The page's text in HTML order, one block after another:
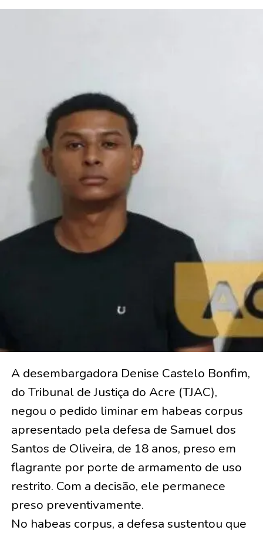
A desembargadora Denise Castelo Bonfim,
do Tribunal de Justiça do Acre (TJAC),
negou o pedido liminar em habeas corpus
apresentado pela defesa de Samuel dos
Santos de Oliveira, de 18 anos, preso em
flagrante por porte de armamento de uso
restrito. Com a decisão, ele permanece
preso preventivamente.
No habeas corpus, a defesa sustentou que